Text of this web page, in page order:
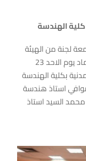
كلية الهندسة
لجنة من الهيئة
القومية لضمان جودة التعليم و الاعتماد يوم الاحد 23
بكلية الهندسة
استاذ هندسة
السيد استاذ